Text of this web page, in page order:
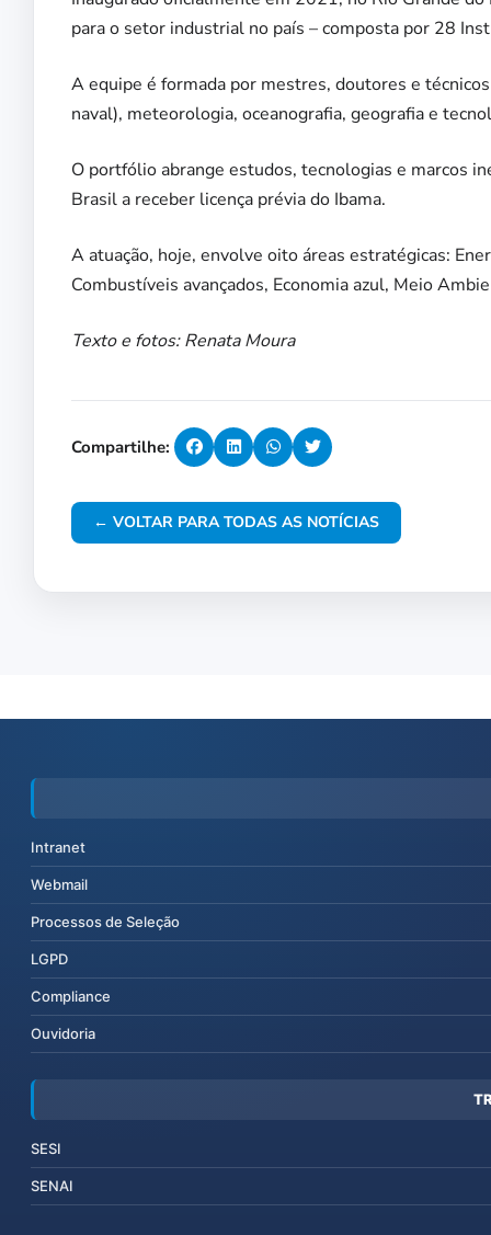
para o setor industrial no país – composta por 28
A equipe é formada por mestres, doutores e
naval), meteorologia, oceanografia, geografia e
O portfólio abrange estudos, tecnologias e marcos
Brasil a receber licença prévia do Ibama.
A atuação, hoje, envolve oito áreas estratégicas:
Combustíveis avançados, Economia azul, Meio
Texto e fotos: Renata Moura
Compartilhe:
← VOLTAR PARA TODAS AS NOTÍCIAS
Intranet
Webmail
Processos de Seleção
LGPD
Compliance
Ouvidoria
SESI
SENAI